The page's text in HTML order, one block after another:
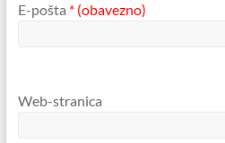
E-pošta * (obavezno)
Web-stranica